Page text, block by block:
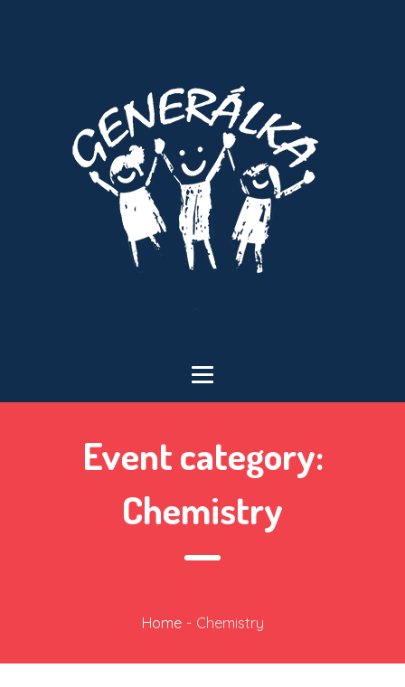
Event category:
Chemistry
Home - Chemistry